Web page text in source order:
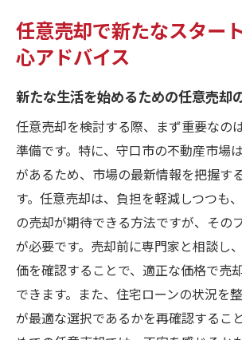
任意売却で新たなスター
心アドバイス
新たな生活を始めるための任意売却
任意売却を検討する際、まず重要なの
準備です。特に、守口市の不動産市場
があるため、市場の最新情報を把握す
す。任意売却は、負担を軽減しつつも
の売却が期待できる方法ですが、その
が必要です。売却前に専門家と相談し
価を確認することで、適正な価格で売
できます。また、住宅ローンの状況を
が最適な選択であるかを再確認するこ